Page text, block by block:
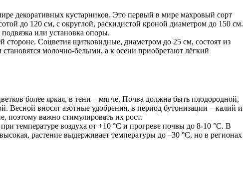
декоративных кустарников. Это первый в мире махровый сорт
до 120 см, с округлой, раскидистой кроной диаметром до 150 см.
или установка опоры.
Соцветия щитковидные, диаметром до 25 см, состоят из
молочно-белыми, а к осени приобретают лёгкий
более яркая, в тени – мягче. Почва должна быть плодородной,
Весной вносят азотные удобрения, в период бутонизации – калий и
поэтому важно стимулировать их рост.
температуре воздуха от +10 °C и прогреве почвы до 8-10 °C. В
растение выдерживает температуры до –30 °C, но в регионах